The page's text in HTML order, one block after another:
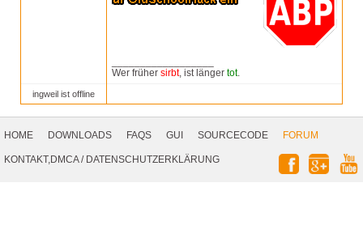
Wer früher sirbt, ist länger tot.
ingweil ist offline
Navigation
HOME DOWNLOADS FAQS GUI SOURCECODE
FORUM
KONTAKT,DMCA/ DATENSCHUTZERKLÄRUNG